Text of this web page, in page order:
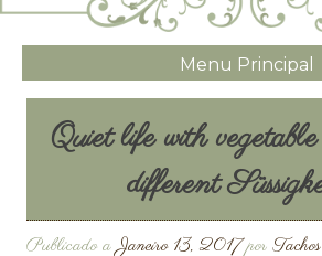
Menu Principal
Quiet life with
different
Publicado aJaneiro 13, 2017por